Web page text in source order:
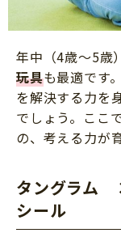
年中（4歳～5歳
玩具も最適です
を解決する力を
でしょう。ここ
の、考える力が
タングラム
シール